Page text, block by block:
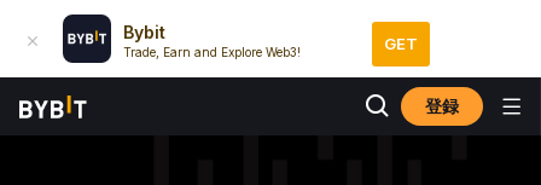
Bybit
Trade, Earn and Explore Web3! GET
登録